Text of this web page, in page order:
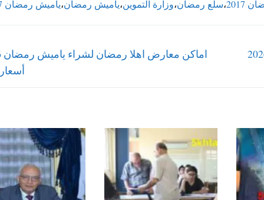
2017 ،سلع رمضان،وزارة التموين،ياميش رمضان،ياميش رمضان 2017
الابتدائي الأزهري الترم الأول 2026
Next